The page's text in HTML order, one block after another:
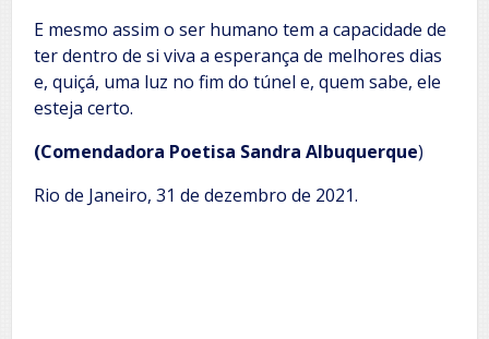
E mesmo assim o ser humano tem a capacidade de
ter dentro de si viva a esperança de melhores dias
e, quiçá, uma luz no fim do túnel e, quem sabe, ele
esteja certo.
(Comendadora Poetisa Sandra Albuquerque)
Rio de Janeiro, 31 de dezembro de 2021.